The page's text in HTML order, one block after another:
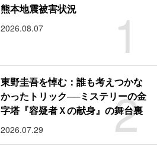
1
熊本地震被害状況
2026.08.07
2
東野圭吾を悼む：誰も考えつかな
かったトリック──ミステリーの金
字塔『容疑者Ｘの献身』の舞台裏
2026.07.29